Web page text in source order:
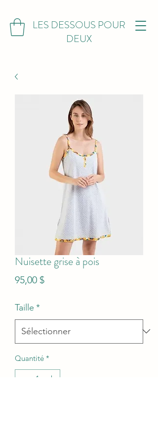
LES DESSOUS POUR
DEUX
Nuisette grise à pois
95,00 $Prix
Taille *
Quantité *